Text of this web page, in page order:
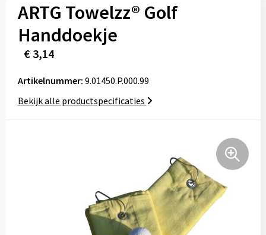
Handdoeken & Dekens
Kinderkleding
ARTG Towelzz® Golf
Handdoekje
€ 3,14
Artikelnummer: 9.01450.P.000.99
Bekijk alle productspecificaties